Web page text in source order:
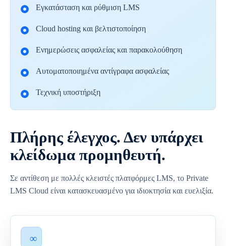
Εγκατάσταση και ρύθμιση LMS
Cloud hosting και βελτιστοποίηση
Ενημερώσεις ασφαλείας και παρακολούθηση
Αυτοματοποιημένα αντίγραφα ασφαλείας
Τεχνική υποστήριξη
Πλήρης έλεγχος. Δεν υπάρχει
κλείδωμα προμηθευτή.
Σε αντίθεση με πολλές κλειστές πλατφόρμες LMS, το Private
LMS Cloud είναι κατασκευασμένο για ιδιοκτησία και ευελιξία.